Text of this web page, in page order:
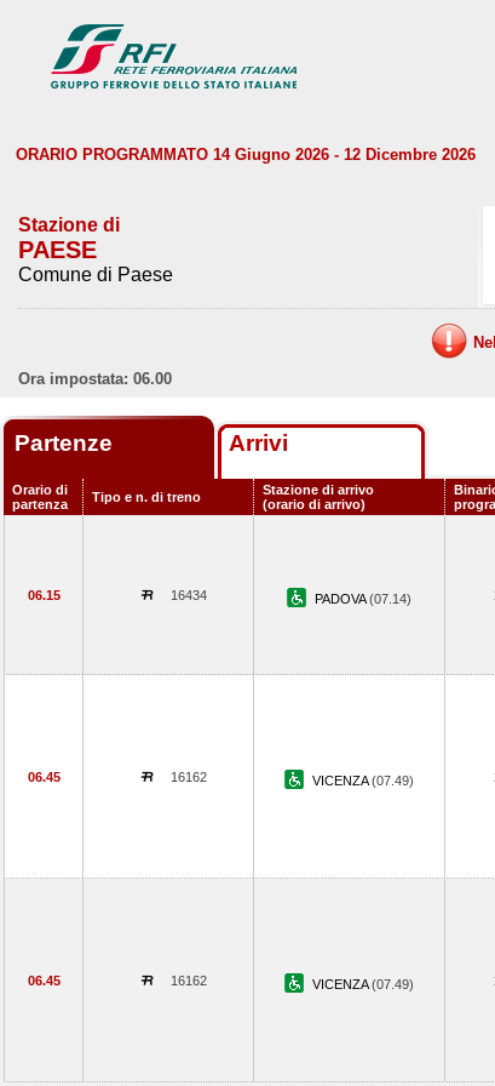
ORARIO PROGRAMMATO 14 Giugno 2026 - 12 Dicembre 2026
Stazione di
PAESE
Comune di Paese
Ora impostata: 06.00
Partenze Arrivi
Orario di
partenza
Tipo e n. di treno
Stazione di arrivo
(orario di arrivo)
06.15 16434 PADOVA(07.14)
06.45 16162 VICENZA(07.49)
06.45 16162 VICENZA(07.49)